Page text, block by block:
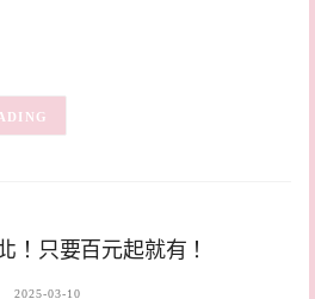
！只要百元起就有！
2025-03-10